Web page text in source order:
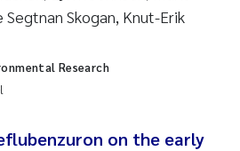
Segtnan Skogan, Knut-Erik
Research
on the early